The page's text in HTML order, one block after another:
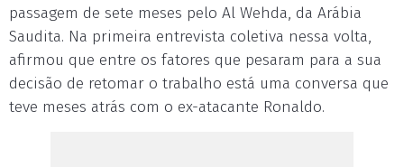
passagem de sete meses pelo Al Wehda, da Arábia
Saudita. Na primeira entrevista coletiva nessa volta,
afirmou que entre os fatores que pesaram para a sua
decisão de retomar o trabalho está uma conversa que
teve meses atrás com o ex-atacante Ronaldo.